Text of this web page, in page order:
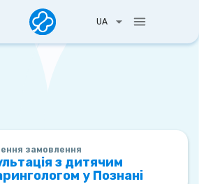
UA
замовлення
з дитячим
у Познані